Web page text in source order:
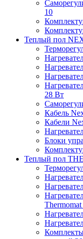
10
Теплый пол
28 Вт
Кабель
Кабели
Блоки
Теплый пол
Комплекты